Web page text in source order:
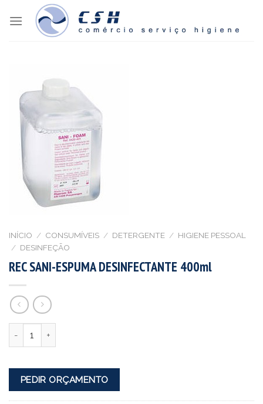
INÍCIO / CONSUMÍVEIS / DETERGENTE / HIGIENE PESSOAL
/ DESINFEÇÃO
REC SANI-ESPUMA DESINFECTANTE 400ml
PEDIR ORÇAMENTO